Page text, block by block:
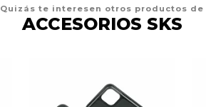
Quizás te interesen otros productos de
ACCESORIOS SKS